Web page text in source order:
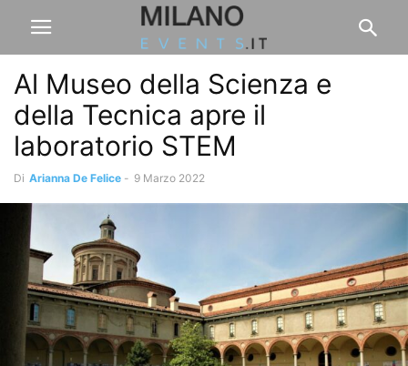
Al Museo della Scienza e
della Tecnica apre il
laboratorio STEM
Di Arianna De Felice - 9 Marzo 2022